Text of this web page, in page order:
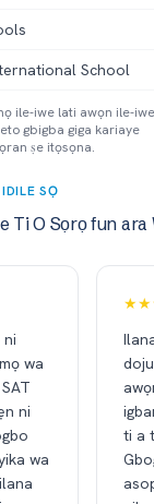
School
ile-iwe lati awọn ile-iwe
gbigba giga kariaye
ṣe itọsọna.
SỌ
Ti O Sọrọ fun ara
ni
wa
ni
wa
ti a